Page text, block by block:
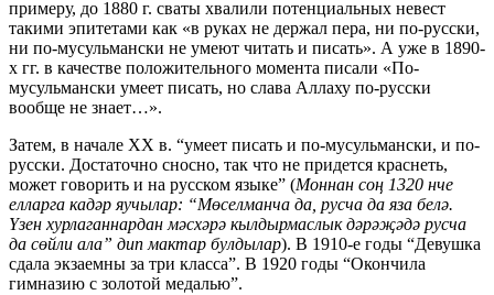
примеру, до 1880 г. сваты хвалили потенциальных невест
такими эпитетами как «в руках не держал пера, ни по-русски,
ни по-мусульмански не умеют читать и писать». А уже в 1890-
х гг. в качестве положительного момента писали «По-
мусульмански умеет писать, но слава Аллаху по-русски
вообще не знает…».
Затем, в начале XX в. “умеет писать и по-мусульмански, и по-
русски. Достаточно сносно, так что не придется краснеть,
может говорить и на русском языке” (Моннан соң 1320 нче
елларга кадәр яучылар: “Мөселманча да, русча да яза белә.
Үзен хурлаганнардан мәсхәрә кылдырмаслык дәрәҗәдә русча
да сөйли ала” дип мактар булдылар). В 1910-е годы “Девушка
сдала экзаемны за три класса”. В 1920 годы “Окончила
гимназию с золотой медалью”.